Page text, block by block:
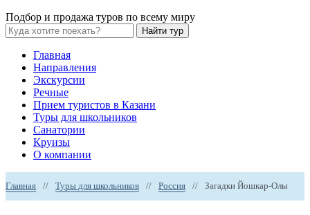
Подбор и продажа туров по всему миру
Найти тур
Главная
Направления
Экскурсии
Речные
Прием туристов в Казани
Туры для школьников
Санатории
Круизы
О компании
Главная // Туры для школьников // Россия // Загадки Йошкар-Олы